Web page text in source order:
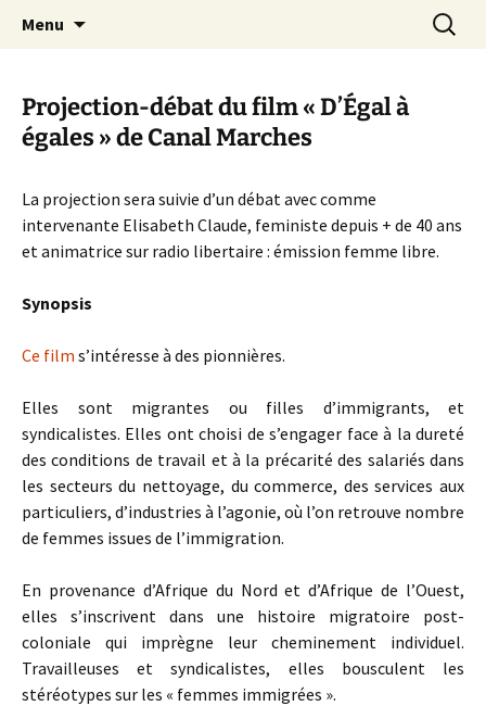
Canal Marches
Menu
Projection-débat du film « D’Égal à
égales » de Canal Marches
La projection sera suivie d’un débat avec comme
intervenante Elisabeth Claude, feministe depuis + de 40 ans
et animatrice sur radio libertaire : émission femme libre.
Synopsis
Ce film s’intéresse à des pionnières.
Elles sont migrantes ou filles d’immigrants, et
syndicalistes. Elles ont choisi de s’engager face à la dureté
des conditions de travail et à la précarité des salariés dans
les secteurs du nettoyage, du commerce, des services aux
particuliers, d’industries à l’agonie, où l’on retrouve nombre
de femmes issues de l’immigration.
En provenance d’Afrique du Nord et d’Afrique de l’Ouest,
elles s’inscrivent dans une histoire migratoire post-
coloniale qui imprègne leur cheminement individuel.
Travailleuses et syndicalistes, elles bousculent les
stéréotypes sur les « femmes immigrées ».